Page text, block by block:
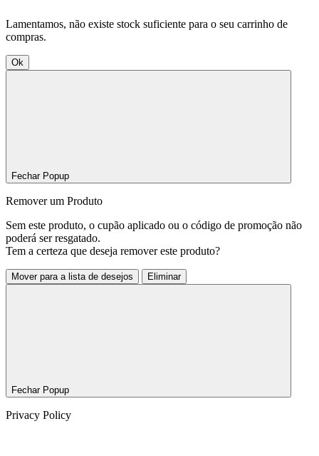
Lamentamos, não existe stock suficiente para o seu carrinho de
compras.
Ok
Fechar Popup
Remover um Produto
Sem este produto, o cupão aplicado ou o código de promoção não
poderá ser resgatado.
Tem a certeza que deseja remover este produto?
Mover para a lista de desejos Eliminar
Fechar Popup
Privacy Policy